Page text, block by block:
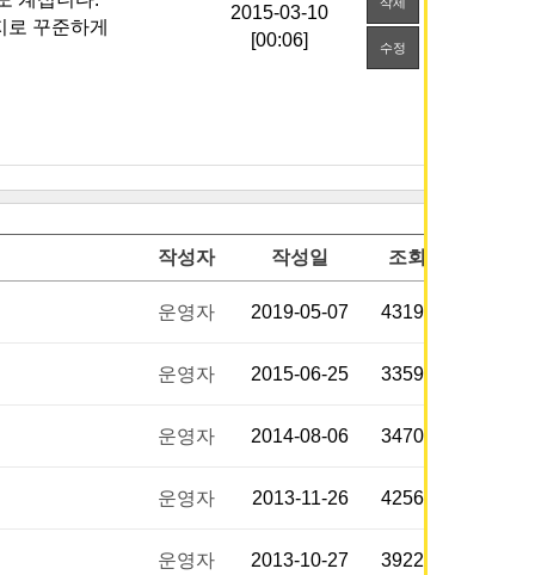
꾸준하게
[00:06] 수정
작성자 작성일 조회
운영자 2019-05-07 43195
운영자 2015-06-25 33591
운영자 2014-08-06 34709
운영자 2013-11-26 42565
운영자 2013-10-27 39228